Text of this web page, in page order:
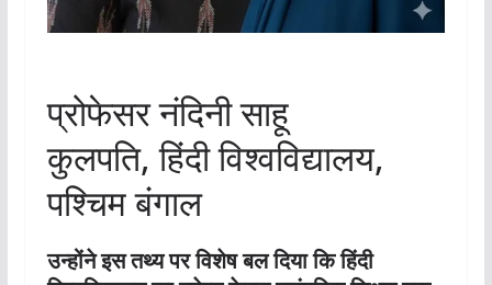
प्रोफेसर नंदिनी साहू
कुलपति, हिंदी विश्वविद्यालय,
पश्चिम बंगाल
उन्होंने इस तथ्य पर विशेष बल दिया कि हिंदी